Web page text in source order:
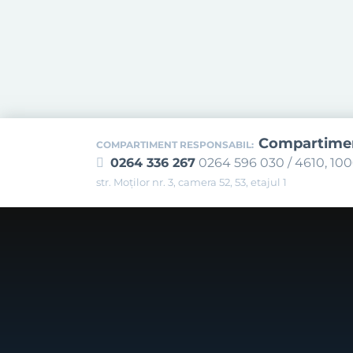
COMPARTIMENT RESPONSABIL:
0264 336 267 0264 596 030 / 4610,
str. Moților nr. 3, camera 52, 53, etajul 1